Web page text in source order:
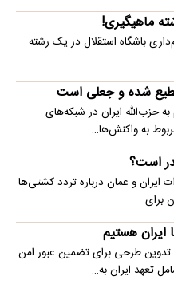
ماهیگیری!
باشگاه استقلال در یک رشته
شده و جعلی است
حزب‌الله ایران در شبکه‌های
به واکنش‌ها…
است؟
ایران و عمان درباره تردد کشتی‌ها
برای…
ایران هستیم
طرحی برای تضمین عبور امن
تعهد ایران به…